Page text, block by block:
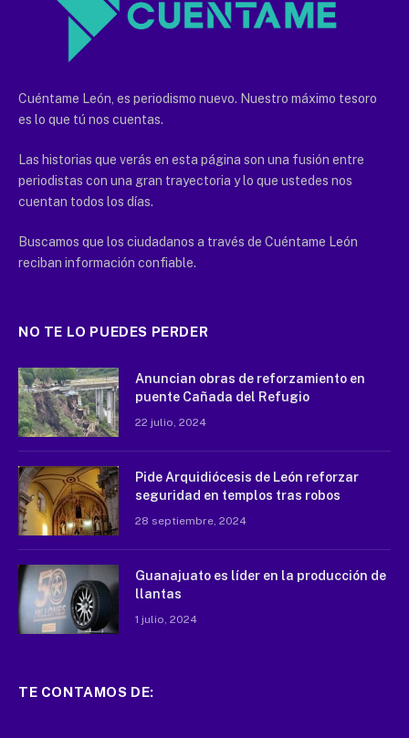
Cuéntame León, es periodismo nuevo. Nuestro máximo tesoro
es lo que tú nos cuentas.
Las historias que verás en esta página son una fusión entre
periodistas con una gran trayectoria y lo que ustedes nos
cuentan todos los días.
Buscamos que los ciudadanos a través de Cuéntame León
reciban información confiable.
NO TE LO PUEDES PERDER
Anuncian obras de reforzamiento en
puente Cañada del Refugio
22 julio, 2024
Pide Arquidiócesis de León reforzar
seguridad en templos tras robos
28 septiembre, 2024
Guanajuato es líder en la producción de
llantas
1 julio, 2024
TE CONTAMOS DE: